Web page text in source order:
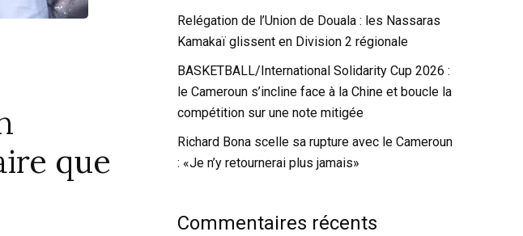
que
Relégation de l’Union de Douala : les Nassaras
Kamakaï glissent en Division 2 régionale
BASKETBALL/International Solidarity Cup 2026 :
le Cameroun s’incline face à la Chine et boucle la
compétition sur une note mitigée
Richard Bona scelle sa rupture avec le Cameroun
: «Je n’y retournerai plus jamais»
Commentaires récents